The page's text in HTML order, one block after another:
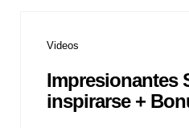
Videos
Impresionantes
inspirarse +